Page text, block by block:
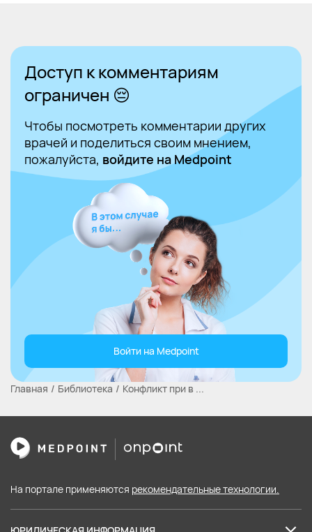
Доступ к комментариям
ограничен 😔
Чтобы посмотреть комментарии других
врачей и поделиться своим мнением,
пожалуйста, войдите на Medpoint
Войти на Medpoint
Главная Библиотека Конфликт при в ...
На портале применяются рекомендательные технологии.